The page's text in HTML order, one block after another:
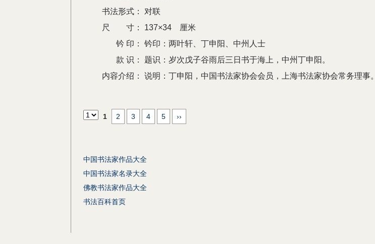
书法形式：
对联
尺 寸：
137×34 厘米
钤 印：
钤印：两叶轩、丁申阳、中州人士
款 识：
题识：岁次戊子谷雨后三日书于海上，中州丁申阳。
内容介绍：
说明：丁申阳，中国书法家协会会员，上海书法家协会常务理事。
1 2 3 4 5 ››
中国书法家作品大全
中国书法家名录大全
佛教书法家作品大全
书法百科首页